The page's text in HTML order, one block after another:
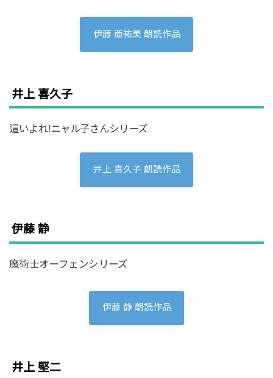
伊藤 亜祐美 朗読作品
井上 喜久子
這いよれ!ニャル子さんシリーズ
井上 喜久子 朗読作品
伊藤 静
魔術士オーフェンシリーズ
伊藤 静 朗読作品
井上 堅二